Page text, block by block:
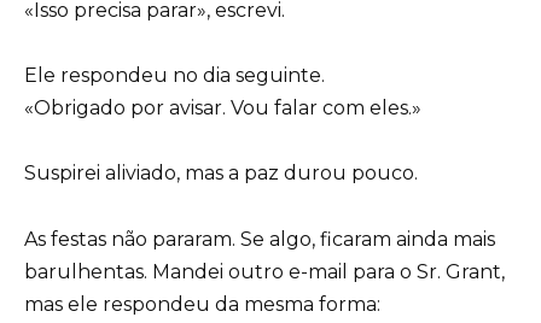
«Isso precisa parar», escrevi.
Ele respondeu no dia seguinte.
«Obrigado por avisar. Vou falar com eles.»
Suspirei aliviado, mas a paz durou pouco.
As festas não pararam. Se algo, ficaram ainda mais
barulhentas. Mandei outro e-mail para o Sr. Grant,
mas ele respondeu da mesma forma: